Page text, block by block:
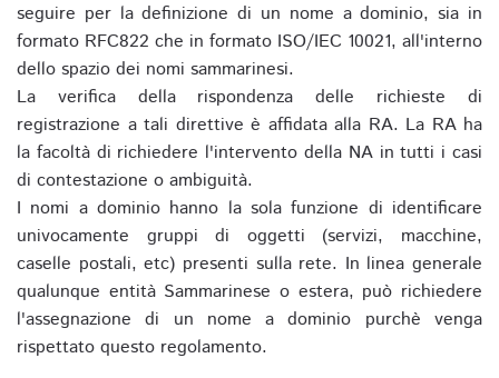
seguire per la definizione di un nome a dominio, sia in
formato RFC822 che in formato ISO/IEC 10021, all'interno
dello spazio dei nomi sammarinesi.
La verifica della rispondenza delle richieste di
registrazione a tali direttive è affidata alla RA. La RA ha
la facoltà di richiedere l'intervento della NA in tutti i casi
di contestazione o ambiguità.
I nomi a dominio hanno la sola funzione di identificare
univocamente gruppi di oggetti (servizi, macchine,
caselle postali, etc) presenti sulla rete. In linea generale
qualunque entità Sammarinese o estera, può richiedere
l'assegnazione di un nome a dominio purchè venga
rispettato questo regolamento.